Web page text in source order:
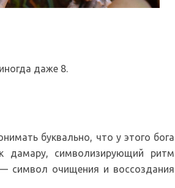
даже 8.
буквально, что у этого бога
символизирующий ритм
символ очищения и воссоздания